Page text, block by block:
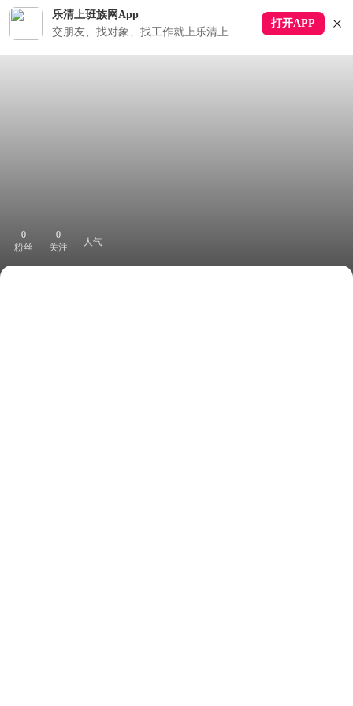
乐清上班族网App
交朋友、找对象、找工作就上乐清上班族APP
打开APP
0
粉丝
0
关注
人气
下拉刷新